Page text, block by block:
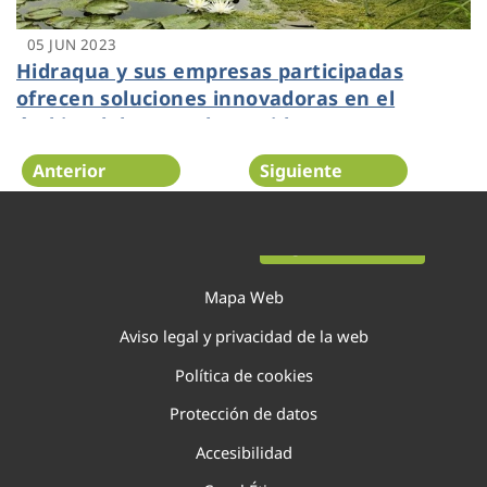
05 JUN 2023
Hidraqua y sus empresas participadas
ofrecen soluciones innovadoras en el
ámbito del agua y los residuos para
preservar el medio ambiente
Anterior Siguiente
Mapa Web
Aviso legal y privacidad de la web
Política de cookies
Protección de datos
Accesibilidad